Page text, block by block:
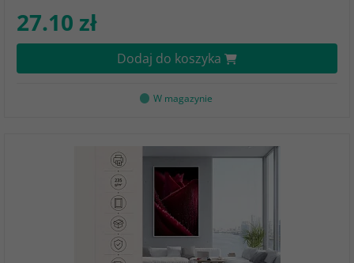
27.10 zł
Dodaj do koszyka
W magazynie